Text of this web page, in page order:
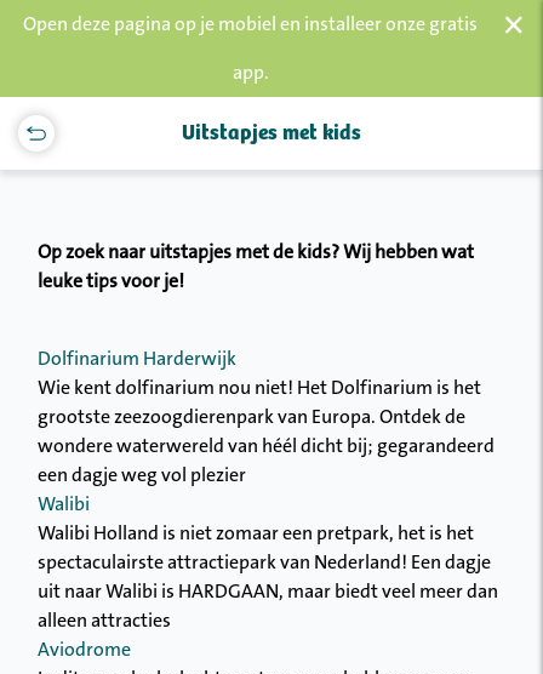
Open deze pagina op je mobiel en installeer onze gratis
app.
×
Uitstapjes met kids
Op zoek naar uitstapjes met de kids? Wij hebben wat
leuke tips voor je!
​Dolfinarium Harderwijk
Wie kent dolfinarium nou niet! Het Dolfinarium is het
grootste zeezoogdierenpark van Europa. Ontdek de
wondere waterwereld van héél dicht bij; gegarandeerd
een dagje weg vol plezier
Walibi
Walibi Holland is niet zomaar een pretpark, het is het
spectaculairste attractiepark van Nederland! Een dagje
uit naar Walibi is HARDGAAN, maar biedt veel meer dan
alleen attracties
Aviodrome